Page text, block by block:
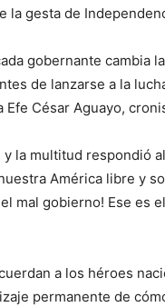
la gesta de
gobernante cambia
de lanzarse a la
Efe César Aguayo,
y la multitud respondió
América libre y
mal gobierno! Ese es
a los héroes
permanente de